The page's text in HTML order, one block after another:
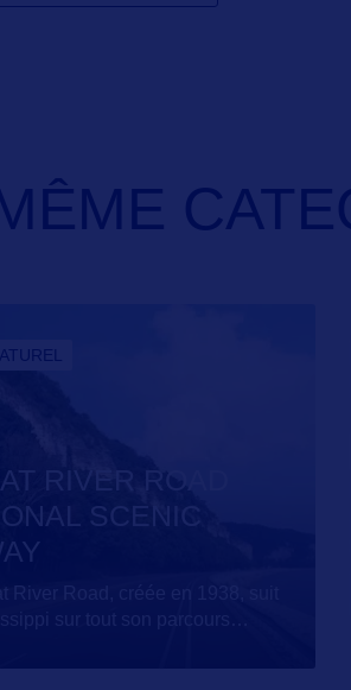
RIVER ROAD
SCENIC
River Road, créée en 1938, suit